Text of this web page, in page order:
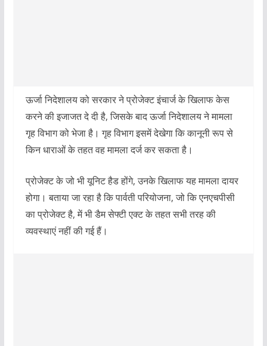
ऊर्जा निदेशालय को सरकार ने प्रोजेक्ट इंचार्ज के खिलाफ केस
करने की इजाजत दे दी है, जिसके बाद ऊर्जा निदेशालय ने मामला
गृह विभाग को भेजा है। गृह विभाग इसमें देखेगा कि कानूनी रूप से
किन धाराओं के तहत वह मामला दर्ज कर सकता है।
प्रोजेक्ट के जो भी यूनिट हैड होंगे, उनके खिलाफ यह मामला दायर
होगा। बताया जा रहा है कि पार्वती परियोजना, जो कि एनएचपीसी
का प्रोजेक्ट है, में भी डैम सेफ्टी एक्ट के तहत सभी तरह की
व्यवस्थाएं नहीं की गई हैं।